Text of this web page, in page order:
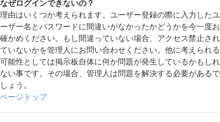
なぜログインできないの？
理由はいくつか考えられます。ユーザー登録の際に入力したユ
ーザー名とパスワードに間違いがなかったかどうかを今一度お
確かめください。もし間違っていない場合、アクセス禁止され
ていないかを管理人にお問い合わせください。他に考えられる
可能性としては掲示板自体に何か問題が発生しているかもしれ
ない事です。その場合、管理人は問題を解決する必要があるで
しょう。
ページトップ